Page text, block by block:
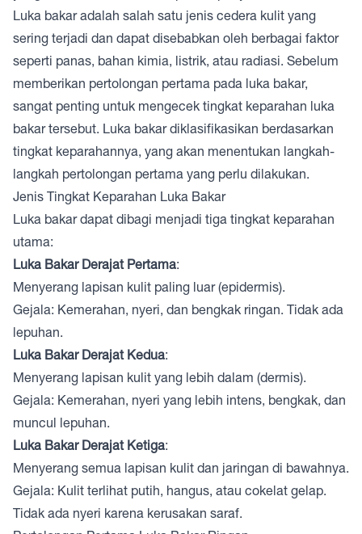
Luka bakar adalah salah satu jenis cedera kulit yang
sering terjadi dan dapat disebabkan oleh berbagai faktor
seperti panas, bahan kimia, listrik, atau radiasi. Sebelum
memberikan pertolongan pertama pada luka bakar,
sangat penting untuk mengecek tingkat keparahan luka
bakar tersebut. Luka bakar diklasifikasikan berdasarkan
tingkat keparahannya, yang akan menentukan langkah-
langkah pertolongan pertama yang perlu dilakukan.
Jenis Tingkat Keparahan Luka Bakar
Luka bakar dapat dibagi menjadi tiga tingkat keparahan
utama:
Luka Bakar Derajat Pertama:
Menyerang lapisan kulit paling luar (epidermis).
Gejala: Kemerahan, nyeri, dan bengkak ringan. Tidak ada
lepuhan.
Luka Bakar Derajat Kedua:
Menyerang lapisan kulit yang lebih dalam (dermis).
Gejala: Kemerahan, nyeri yang lebih intens, bengkak, dan
muncul lepuhan.
Luka Bakar Derajat Ketiga:
Menyerang semua lapisan kulit dan jaringan di bawahnya.
Gejala: Kulit terlihat putih, hangus, atau cokelat gelap.
Tidak ada nyeri karena kerusakan saraf.